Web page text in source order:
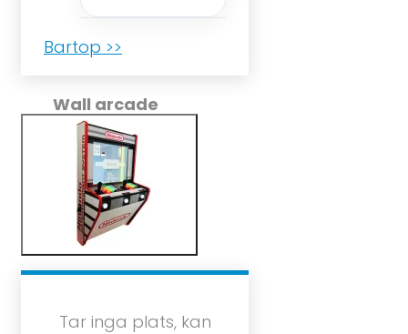
Bartop >>
Wall arcade
Tar inga plats, kan